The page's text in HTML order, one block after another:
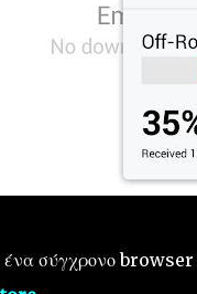
σύγχρονο browser